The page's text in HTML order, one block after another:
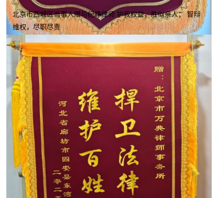
北京市西城区当事人赠与纪峥律师 护我权益，胜似亲人； 智辩
维权，尽职尽责